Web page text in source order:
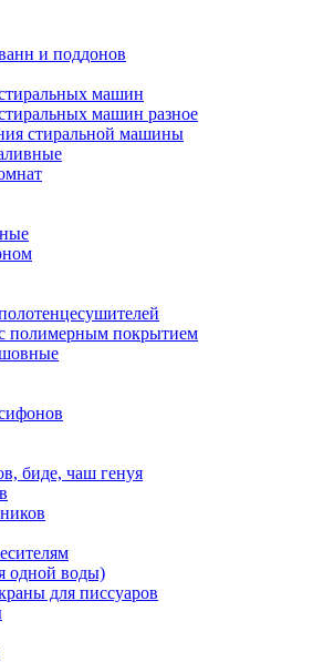
и поддонов
машин
машин разное
стиральной машины
полимерным покрытием
биде, чаш генуя
одной воды)
для писсуаров